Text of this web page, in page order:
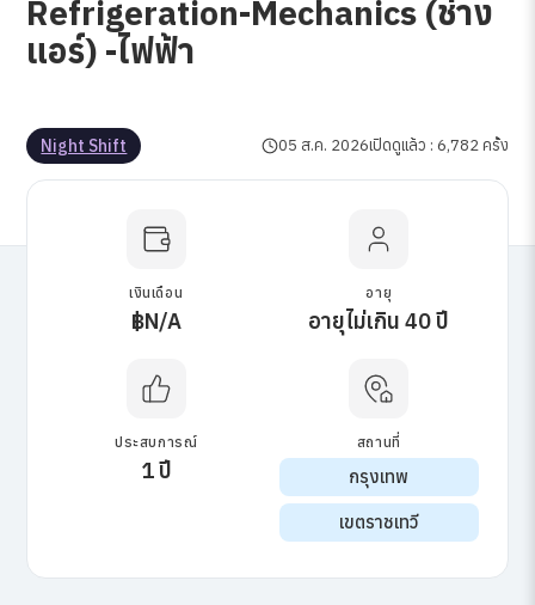
Refrigeration-Mechanics (ช่าง
แอร์) -ไฟฟ้า
Night Shift 05 ส.ค. 2026เปิดดูแล้ว : 6,782 ครั้ง
เงินเดือน
฿N/A
อายุ
อายุไม่เกิน 40 ปี
ประสบการณ์
1 ปี
สถานที่
กรุงเทพ
เขตราชเทวี